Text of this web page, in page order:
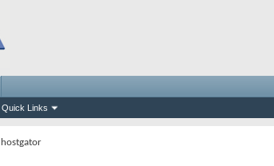
Quick Links
hostgator